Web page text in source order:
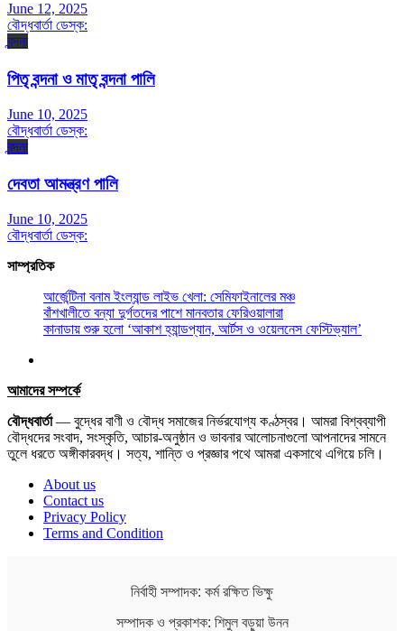
June 12, 2025
বৌদ্ধবার্তা ডেস্ক:
বন্দনা
পিতৃ বন্দনা ও মাতৃ বন্দনা পালি
June 10, 2025
বৌদ্ধবার্তা ডেস্ক:
বন্দনা
দেবতা আমন্ত্রণ পালি
June 10, 2025
বৌদ্ধবার্তা ডেস্ক:
সাম্প্রতিক
আর্জেন্টিনা বনাম ইংল্যান্ড লাইভ খেলা: সেমিফাইনালের মঞ্চ
বাঁশখালীতে বন্যা দুর্গতদের পাশে মানবতার ফেরিওয়ালারা
কানাডায় শুরু হলো ‘আকাশ হ্যান্ডপ্যান, আর্টস ও ওয়েলনেস ফেস্টিভ্যাল’
আমাদের সম্পর্কে
বৌদ্ধবার্তা— বুদ্ধের বাণী ও বৌদ্ধ সমাজের নির্ভরযোগ্য কণ্ঠস্বর। আমরা বিশ্বব্যাপী
বৌদ্ধদের সংবাদ, সংস্কৃতি, আচার-অনুষ্ঠান ও ভাবনার আলোচনাগুলো আপনাদের সামনে
তুলে ধরতে অঙ্গীকারবদ্ধ। সত্য, শান্তি ও প্রজ্ঞার পথে আমরা একসাথে এগিয়ে চলি।
About us
Contact us
Privacy Policy
Terms and Condition
নির্বাহী সম্পাদক: কর্ম রক্ষিত ভিক্ষু
সম্পাদক ও প্রকাশক: শিমুল বড়ুয়া উনন